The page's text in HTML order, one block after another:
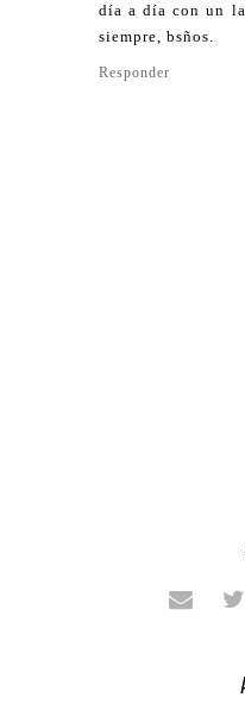
día a día con un
siempre, bsños.
Responder